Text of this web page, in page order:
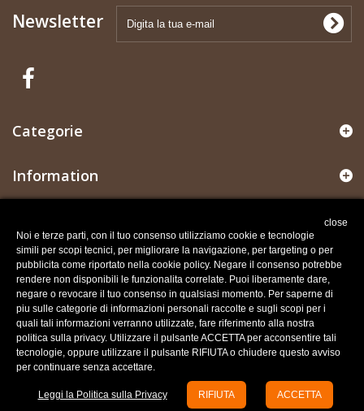
Newsletter
Categorie
Information
Informazioni negozio
Recesso dal contratto
Traccia stato del recesso
close
Noi e terze parti, con il tuo consenso utilizziamo cookie e tecnologie
simili per scopi tecnici, per migliorare la navigazione, per targeting o per
pubblicita come riportato nella cookie policy. Negare il consenso potrebbe
rendere non disponibili le funzionalita correlate. Puoi liberamente dare,
negare o revocare il tuo consenso in qualsiasi momento. Per saperne di
piu sulle categorie di informazioni personali raccolte e sugli scopi per i
quali tali informazioni verranno utilizzate, fare riferimento alla nostra
politica sulla privacy. Utilizzare il pulsante ACCETTA per acconsentire tali
tecnologie, oppure utilizzare il pulsante RIFIUTA o chiudere questo avviso
per continuare senza accettare.
Leggi la Politica sulla Privacy RIFIUTA ACCETTA